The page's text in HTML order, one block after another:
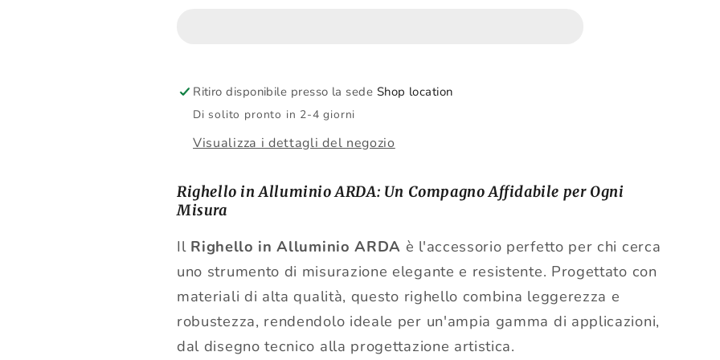
Ritiro disponibile presso la sede Shop location
Di solito pronto in 2-4 giorni
Visualizza i dettagli del negozio
Righello in Alluminio ARDA: Un Compagno Affidabile per Ogni
Misura
Il Righello in Alluminio ARDA è l'accessorio perfetto per chi cerca
uno strumento di misurazione elegante e resistente. Progettato con
materiali di alta qualità, questo righello combina leggerezza e
robustezza, rendendolo ideale per un'ampia gamma di applicazioni,
dal disegno tecnico alla progettazione artistica.